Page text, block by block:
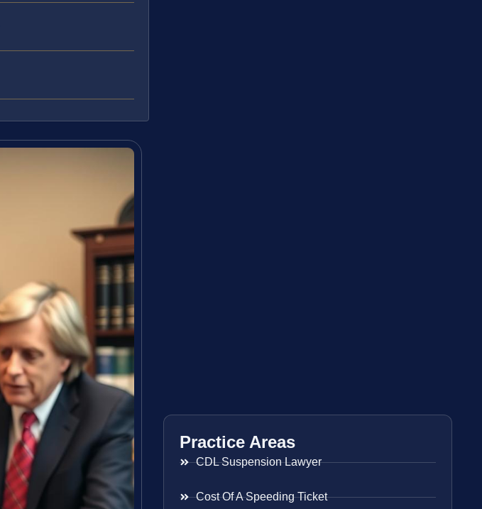
Practice Areas
CDL Suspension Lawyer
Cost Of A Speeding Ticket